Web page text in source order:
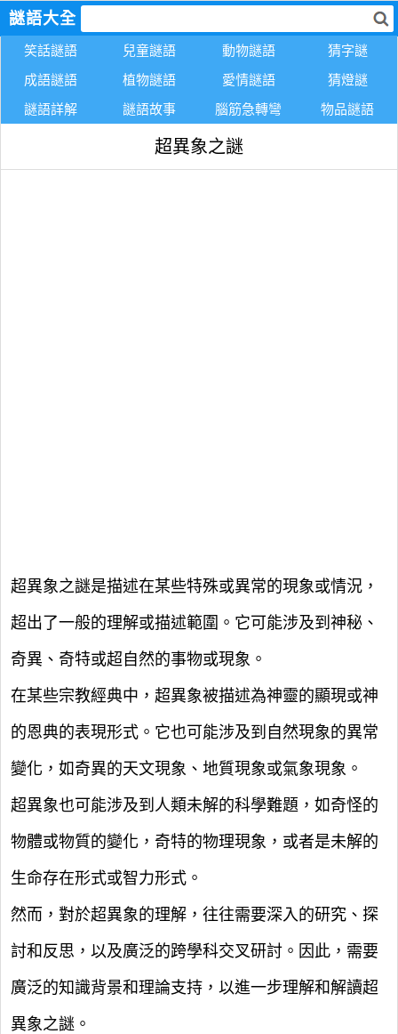
謎語大全
笑話謎語 兒童謎語 動物謎語
猜字謎
成語謎語
植物謎語 愛情謎語
猜燈謎
謎語詳解
謎語故事 腦筋急轉彎 物品謎語
超異象之謎
超異象之謎是描述在某些特殊或異常的現象或情況，
超出了一般的理解或描述範圍。它可能涉及到神秘、
奇異、奇特或超自然的事物或現象。
在某些宗教經典中，超異象被描述為神靈的顯現或神
的恩典的表現形式。它也可能涉及到自然現象的異常
變化，如奇異的天文現象、地質現象或氣象現象。
超異象也可能涉及到人類未解的科學難題，如奇怪的
物體或物質的變化，奇特的物理現象，或者是未解的
生命存在形式或智力形式。
然而，對於超異象的理解，往往需要深入的研究、探
討和反思，以及廣泛的跨學科交叉研討。因此，需要
廣泛的知識背景和理論支持，以進一步理解和解讀超
異象之謎。